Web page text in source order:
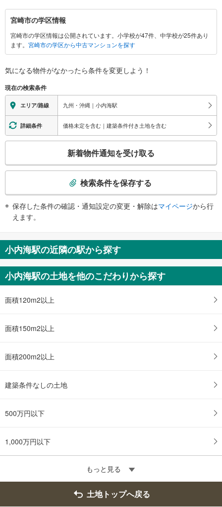
宮
崎
市
に
す
情
報
宮崎市の学区情報
宮崎市の学区情報は公開されています。小学校が47件、中学校が25件あり
ます。 宮崎市の学区から中古マンションを探す
気になる物件がなかったら条件を変更しよう！
現在の検索条件
エリア/路線 九州・沖縄｜小内海駅
詳細条件 価格未定を含む｜建築条件付き土地を含む
検
を
受
け
取
る
・
を
イ
ジ
存
る
新着物件通知を受け取る
検索条件を保存する
保存した条件の確認・通知設定の変更・解除はマイページから行
えます。
小内海駅の近隣の駅から探す
小内海駅の土地を他のこだわりから探す
面積120m2以上
面積150m2以上
面積200m2以上
建築条件なしの土地
500万円以下
1,000万円以下
もっと見る
土地トップへ戻る